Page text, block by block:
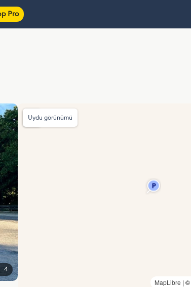
Pro
4
MapLibre | ©
Uydu görünümü